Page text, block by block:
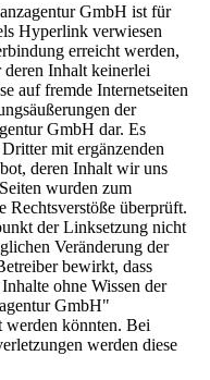
GmbH ist für
Hyperlink verwiesen
erreicht werden,
Inhalt keinerlei
auf fremde Internetseiten
der
GmbH dar. Es
mit ergänzenden
deren Inhalt wir uns
wurden zum
Rechtsverstöße überprüft.
der Linksetzung nicht
Veränderung der
bewirkt, dass
ohne Wissen der
GmbH"
werden könnten. Bei
werden diese